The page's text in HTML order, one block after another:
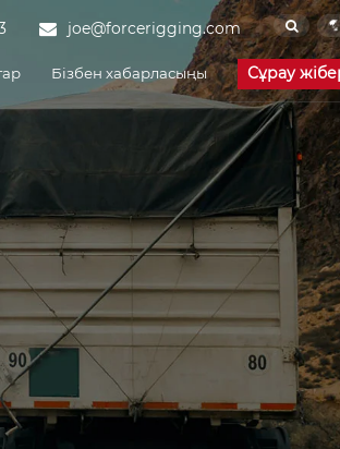
joe@forcerigging.com
Камераға арналған
белдік
Force Rigging is one of the
famous China Cam
Buckle Strap
manufacturers and Cam
Buckle Strap suppliers.
Our factory specializes in
manufacturing of Cam
инженерия Жеткізу және порттар
Жиі қойылатын
сұрақтар
Бізбен хабарласыңы Сұрау